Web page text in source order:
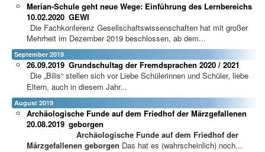
Merian-Schule geht neue Wege: Einführung des Lernbereichs
GEWI
10.02.2020
Die Fachkonferenz Gesellschaftswissenschaften hat mit großer
Mehrheit im Dezember 2019 beschlossen, ab dem...
September 2019
Grundschultag der Fremdsprachen 2020 / 2021
26.09.2019
Die „Bilis“ stellen sich vor Liebe Schülerinnen und Schüler, liebe
Eltern, auch in diesem Jahr...
August 2019
Archäologische Funde auf dem Friedhof der Märzgefallenen
geborgen
20.08.2019
Archäologische Funde auf dem Friedhof der
Märzgefallenen geborgen Das hat es (wahrscheinlich) noch...